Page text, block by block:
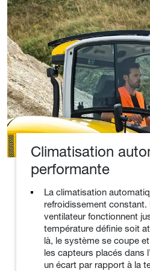
Climatisation
performante
La climatisation
refroidissement constant.
ventilateur fonctionnent
température définie soit
là, le système se coupe
les capteurs placés dans
un écart par rapport à la